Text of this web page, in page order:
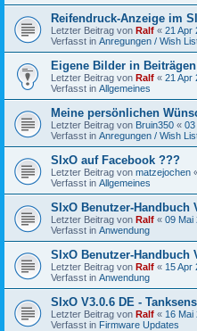
Reifendruck-Anzeige im
Letzter Beitrag von Ralf « 21 Apr
Verfasst in Anregungen / Wish
Eigene Bilder in
Letzter Beitrag von Ralf « 21 Apr
Verfasst in Allgemeines
Meine persönlichen
Letzter Beitrag von Bruin350 « 03
Verfasst in Anregungen / Wish
SIxO auf Facebook ???
Letzter Beitrag von matzejochen
Verfasst in Allgemeines
SIxO Benutzer-Handbuch
Letzter Beitrag von Ralf « 09 Mai
Verfasst in Anwendung
SIxO Benutzer-Handbuch
Letzter Beitrag von Ralf « 15 Apr
Verfasst in Anwendung
SIxO V3.0.6 DE -
Letzter Beitrag von Ralf « 16 Mai
Verfasst in Firmware Updates